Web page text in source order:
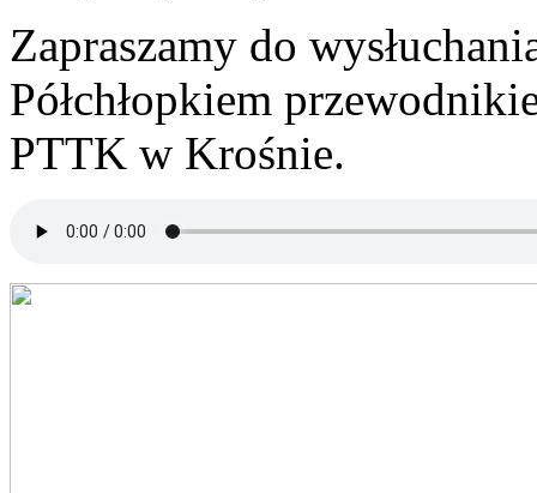
Zapraszamy do
Półchłopkiem
PTTK w Krośnie.